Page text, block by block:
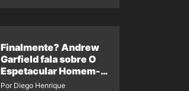
Finalmente? Andrew
Garfield fala sobre O
Espetacular Homem-
Aranha 3
Por Diego Henrique